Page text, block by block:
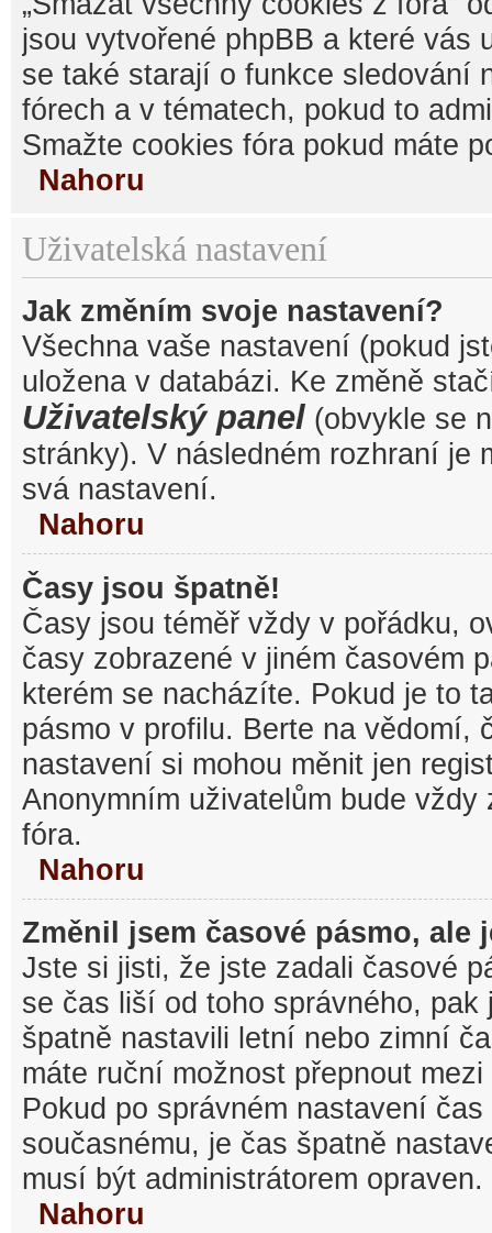
jsou vytvořené phpBB a které vás
se také starají o funkce sledování
fórech a v tématech, pokud to
Smažte cookies fóra pokud máte
Nahoru
Uživatelská nastavení
Jak změním svoje nastavení?
Všechna vaše nastavení (pokud
uložena v databázi. Ke změně
Uživatelský panel (obvykle se
stránky). V následném rozhraní je
svá nastavení.
Nahoru
Časy jsou špatně!
Časy jsou téměř vždy v pořádku,
časy zobrazené v jiném časovém
kterém se nacházíte. Pokud je to
pásmo v profilu. Berte na vědomí,
nastavení si mohou měnit jen
Anonymním uživatelům bude
fóra.
Nahoru
Změnil jsem časové pásmo, ale
Jste si jisti, že jste zadali časové
se čas liší od toho správného, pak
špatně nastavili letní nebo zimní
máte ruční možnost přepnout
Pokud po správném nastavení
současnému, je čas špatně
musí být administrátorem opraven.
Nahoru